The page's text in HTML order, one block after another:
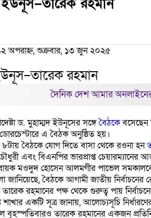
রহমান
শুক্রবার, ১৩ জুন ২০২৫
রহমান
দৈনিক দেশ আমার
ড. মুহাম্মদ ইউনূসের সঙ্গেবৈঠকেবসেছেন
এ বৈঠক অনুষ্ঠিত হয়।
বৈঠকে যোগ দিতে বাসা থেকে রওনা হন
এবং বিএনপির ভারপ্রাপ্ত চেয়ারম্যানের
মওদুদ হোসেন আলমগীর পাভেল
বৈঠকে আগামী জাতীয় নির্বাচনের
রহমানের পক্ষ থেকে গুরুত্ব পায়
একটি সূত্র জানায়, আলোচ্যসূচি
তারেক রহমানের একজন